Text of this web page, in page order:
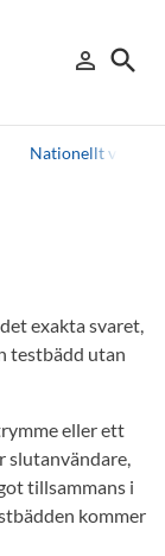
person_outline
Logga in
search
Sök
Nationellt
exakta svaret,
testbädd utan
eller ett
slutanvändare,
tillsammans i
kommer